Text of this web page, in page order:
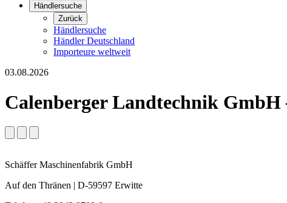
Händlersuche
Zurück
Händlersuche
Händler Deutschland
Importeure weltweit
03.08.2026
Calenberger Landtechnik GmbH
Schäffer Maschinenfabrik GmbH
Auf den Thränen | D-59597 Erwitte